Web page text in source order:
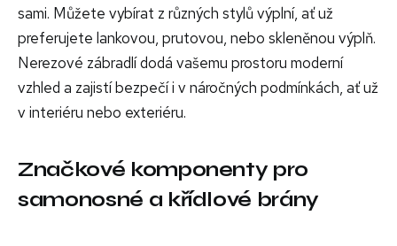
sami. Můžete vybírat z různých stylů výplní, ať už
preferujete lankovou, prutovou, nebo skleněnou výplň.
Nerezové zábradlí dodá vašemu prostoru moderní
vzhled a zajistí bezpečí i v náročných podmínkách, ať už
v interiéru nebo exteriéru.
Značkové komponenty pro
samonosné a křídlové brány